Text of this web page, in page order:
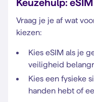
Keuzehulp:
Vraag je je af wat
kiezen:
Kies eSIM als je
veiligheid
Kies een fysieke
handen hebt of